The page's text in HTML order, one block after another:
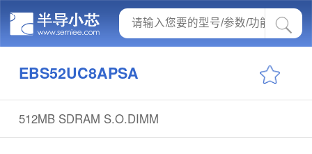
EBS52UC8APSA
512MB SDRAM S.O.DIMM